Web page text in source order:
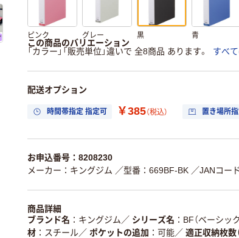
ピンク グレー 黒 青
この商品のバリエーション
「カラー」「販売単位」違いで 全8商品 あります。
すべ
配送オプション
時間帯指定 指定可 ￥385（税込） 置き場所
お申込番号：8208230
メーカー：キングジム ／型番：669BF-BK ／JANコー
商品詳細
ブランド名
キングジム ／ シリーズ名 BF（ベーシッ
材
スチール／ ポケットの追加 可能／ 適正収納枚数